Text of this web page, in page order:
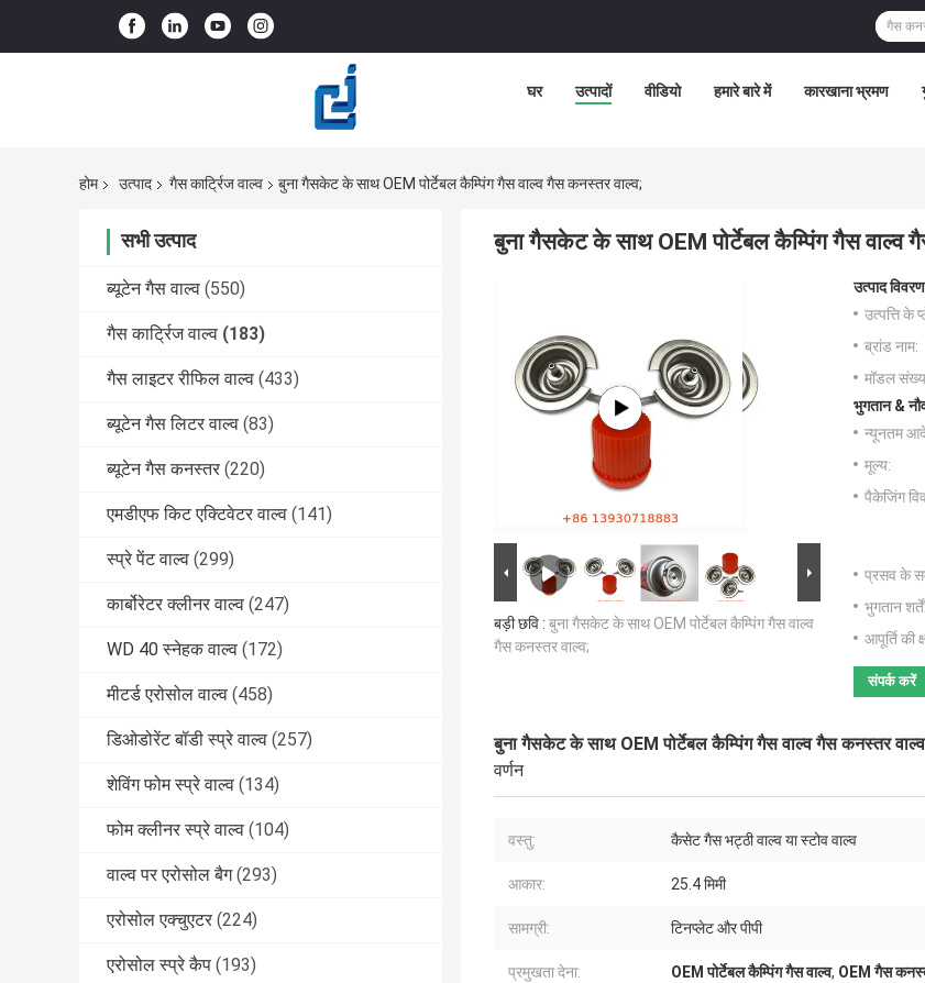
घर उत्पादों वीडियो हमारे बारे में कारखाना भ्रमण
होम उत्पाद गैस कार्ट्रिज वाल्व बुना गैसकेट के साथ OEM पोर्टेबल कैम्पिंग गैस वाल्व गैस कनस्तर वाल्व;
सभी उत्पाद
ब्यूटेन गैस वाल्व (550)
गैस कार्ट्रिज वाल्व (183)
गैस लाइटर रीफिल वाल्व (433)
ब्यूटेन गैस लिटर वाल्व (83)
ब्यूटेन गैस कनस्तर (220)
एमडीएफ किट एक्टिवेटर वाल्व (141)
स्प्रे पेंट वाल्व (299)
कार्बोरेटर क्लीनर वाल्व (247)
WD 40 स्नेहक वाल्व (172)
मीटर्ड एरोसोल वाल्व (458)
डिओडोरेंट बॉडी स्प्रे वाल्व (257)
शेविंग फोम स्प्रे वाल्व (134)
फोम क्लीनर स्प्रे वाल्व (104)
वाल्व पर एरोसोल बैग (293)
एरोसोल एक्चुएटर (224)
एरोसोल स्प्रे कैप (193)
बुना गैसकेट के साथ OEM पोर्टेबल कैम्पिंग गैस वाल्व
बड़ी छवि : बुना गैसकेट के साथ OEM पोर्टेबल कैम्पिंग गैस वाल्व
गैस कनस्तर वाल्व;
उत्पाद
उत्पत्ति के
ब्रांड नाम:
मॉडल
भुगतान &
न्यूनतम
मूल्य:
पैकेजिंग
प्रसव के
भुगतान शर्तें:
आपूर्ति की
संपर्क करें
बुना गैसकेट के साथ OEM पोर्टेबल कैम्पिंग गैस वाल्व गैस कनस्तर
वर्णन
वस्तु: कैसेट गैस भट्ठी वाल्व या स्टोव वाल्व
आकार: 25.4 मिमी
सामग्री: टिनप्लेट और पीपी
प्रमुखता देना: OEM पोर्टेबल कैम्पिंग गैस वाल्व, OEM गैस